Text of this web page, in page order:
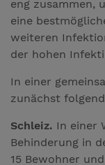
eng zusammen,
eine
weiteren
der hohen
In einer
zunächst
Schleiz. In einer
Behinderung in
15 Bewohner